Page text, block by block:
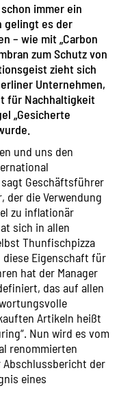
immer ein
gelingt es der
– wie mit „Carbon
zum Schutz von
zieht sich
Unternehmen,
für Nachhaltigkeit
„Gesicherte
und uns den
Geschäftsführer
der die Verwendung
zu inflationär
sich in allen
Thunfischpizza
diese Eigenschaft für
hat der Manager
das auf allen
Artikeln heißt
Nun wird es vom
renommierten
der
eines